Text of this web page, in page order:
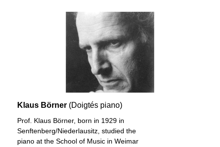
Klaus Börner (Doigtés piano)
Prof. Klaus Börner, born in 1929 in
Senftenberg/Niederlausitz, studied the
piano at the School of Music in Weimar